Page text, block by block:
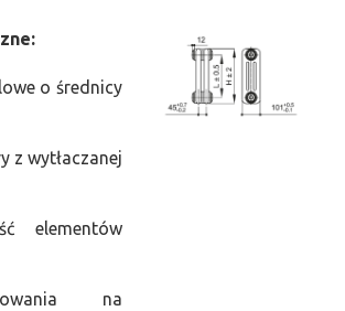
o średnicy
z wytłaczanej
elementów
na